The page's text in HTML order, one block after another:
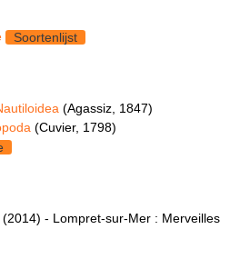
Soortenlijst
(Agassiz, 1847)
(Cuvier, 1798)
(2014) - Lompret-sur-Mer : Merveilles